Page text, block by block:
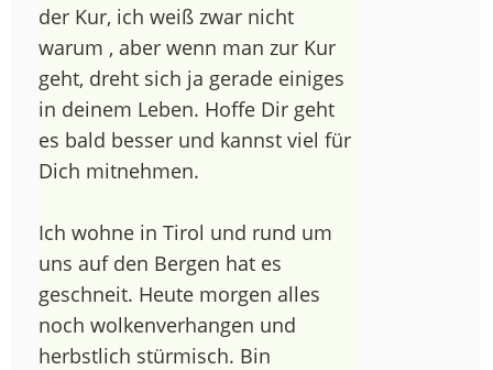
der Kur, ich weiß zwar nicht
warum , aber wenn man zur Kur
geht, dreht sich ja gerade einiges
in deinem Leben. Hoffe Dir geht
es bald besser und kannst viel für
Dich mitnehmen.
Ich wohne in Tirol und rund um
uns auf den Bergen hat es
geschneit. Heute morgen alles
noch wolkenverhangen und
herbstlich stürmisch. Bin